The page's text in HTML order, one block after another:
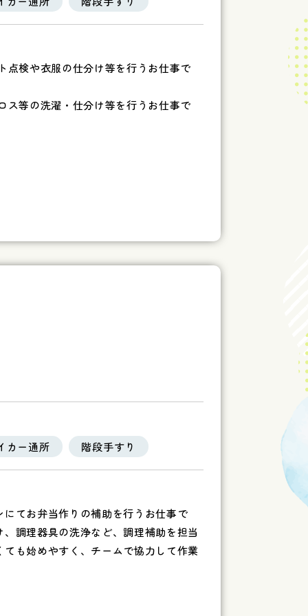
検や衣服の仕分け等を行うお仕事で
等の洗濯・仕分け等を行うお仕事で
カー通所 階段手すり
てお弁当作りの補助を行うお仕事で
調理器具の洗浄など、調理補助を担当
も始めやすく、チームで協力して作業